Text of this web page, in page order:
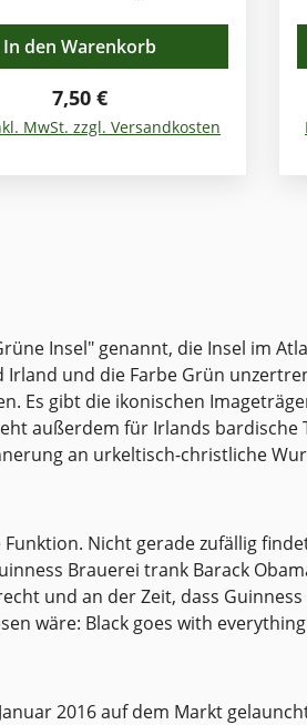
ohne Irland? Nach über
Braugeschichte vor Ort in
das kaum vorstellbar!
ist und bleibt fest
unterstreicht diese
Pint Glas,
mit Green Ireland
Collection Dekor
Regulärer Preis:
7,50 €
MwSt. zzgl. Versandkosten
In den Warenkorb
Insel" genannt, die Insel im
und die Farbe Grün
Es gibt die ikonischen
außerdem für Irlands bardische
an urkeltisch-christliche
Nicht gerade zufällig
Brauerei trank Barack
und an der Zeit, dass
wäre: Black goes with
2016 auf dem Markt